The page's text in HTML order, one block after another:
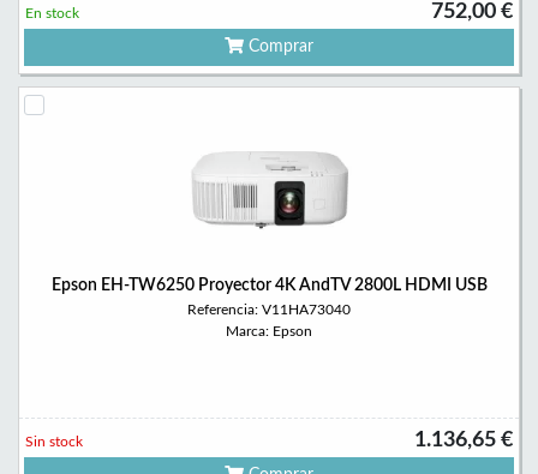
752,00 €
En stock
Comprar
Epson EH-TW6250 Proyector 4K AndTV 2800L HDMI USB
Referencia: V11HA73040
Marca: Epson
1.136,65 €
Sin stock